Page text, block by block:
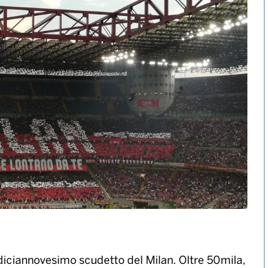
scudetto del Milan. Oltre 50mila,